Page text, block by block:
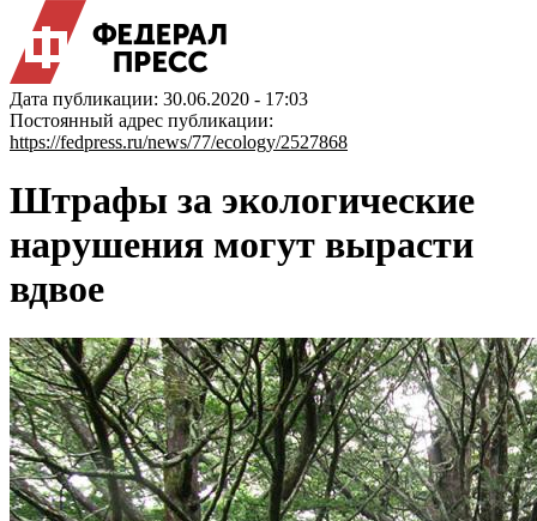
Дата публикации: 30.06.2020 - 17:03
Постоянный адрес публикации:
https://fedpress.ru/news/77/ecology/2527868
Штрафы за экологические
нарушения могут вырасти
вдвое